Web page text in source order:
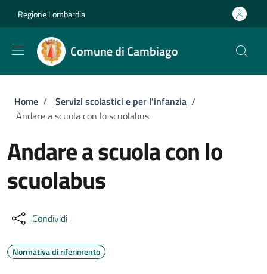
Regione Lombardia
Comune di Cambiago
Briciole di pane
Home / Servizi scolastici e per l'infanzia /
Andare a scuola con lo scuolabus
Andare a scuola con lo
scuolabus
Condividi
Normativa di riferimento